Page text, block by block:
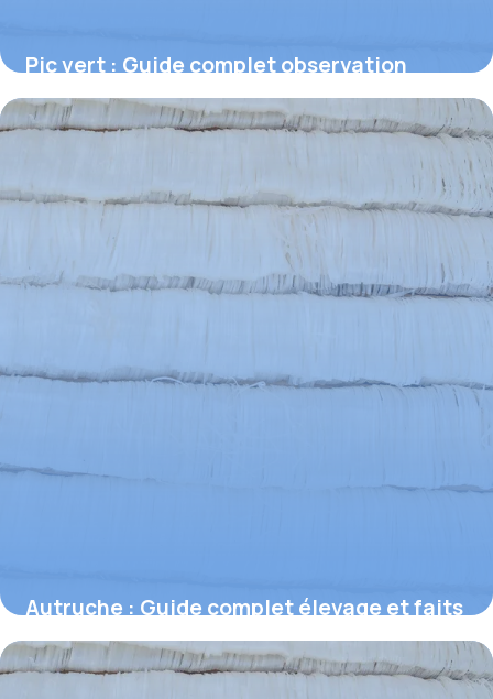
Pic vert : Guide complet observation
nature
6 juillet 2026
Autruche : Guide complet élevage et faits
2 juillet 2026